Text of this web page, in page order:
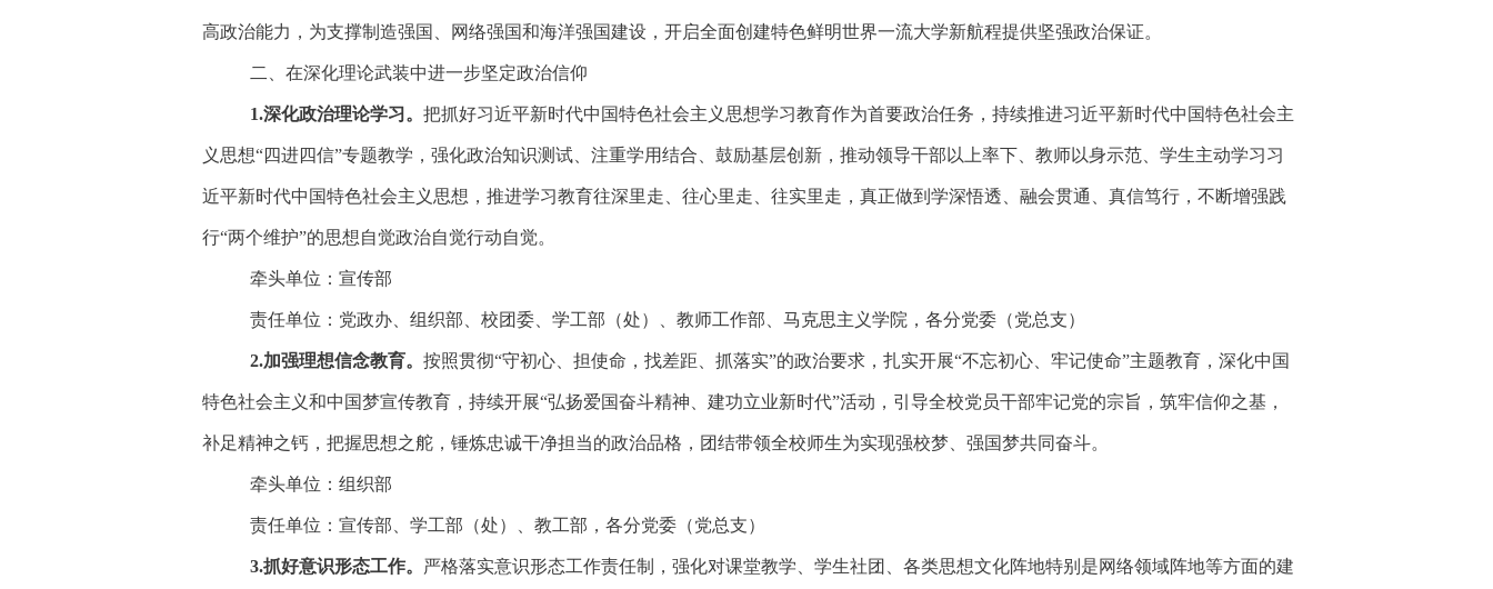
高政治能力，为支撑制造强国、网络强国和海洋强国建设，开启全面创建特色鲜明世界一流大学新航程提供坚强政治保证。
二、在深化理论武装中进一步坚定政治信仰
1.深化政治理论学习。 把抓好习近平新时代中国特色社会主义思想学习教育作为首要政治任务，持续推进习近平新时代中国特色社会主
义思想“四进四信”专题教学，强化政治知识测试、注重学用结合、鼓励基层创新，推动领导干部以上率下、教师以身示范、学生主动学习习
近平新时代中国特色社会主义思想，推进学习教育往深里走、往心里走、往实里走，真正做到学深悟透、融会贯通、真信笃行，不断增强践
行“两个维护”的思想自觉政治自觉行动自觉。
牵头单位：宣传部
责任单位：党政办、组织部、校团委、学工部（处）、教师工作部、马克思主义学院，各分党委（党总支）
2.加强理想信念教育。 按照贯彻“守初心、担使命，找差距、抓落实”的政治要求，扎实开展“不忘初心、牢记使命”主题教育，深化中国
特色社会主义和中国梦宣传教育，持续开展“弘扬爱国奋斗精神、建功立业新时代”活动，引导全校党员干部牢记党的宗旨，筑牢信仰之基，
补足精神之钙，把握思想之舵，锤炼忠诚干净担当的政治品格，团结带领全校师生为实现强校梦、强国梦共同奋斗。
牵头单位：组织部
责任单位：宣传部、学工部（处）、教工部，各分党委（党总支）
3.抓好意识形态工作。 严格落实意识形态工作责任制，强化对课堂教学、学生社团、各类思想文化阵地特别是网络领域阵地等方面的建